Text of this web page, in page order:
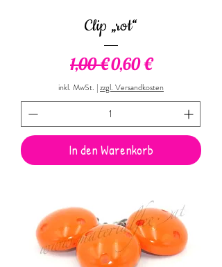
Clip „rot“
Standardpreis
1,00 €Sale-Preis
0,60 €
inkl. MwSt. |zzgl. Versandkosten
In den Warenkorb